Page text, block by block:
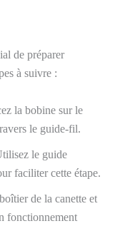
de préparer
à suivre :
la bobine sur le
le guide-fil.
le guide
faciliter cette étape.
de la canette et
fonctionnement